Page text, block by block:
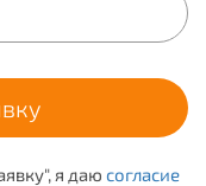
я даю согласие